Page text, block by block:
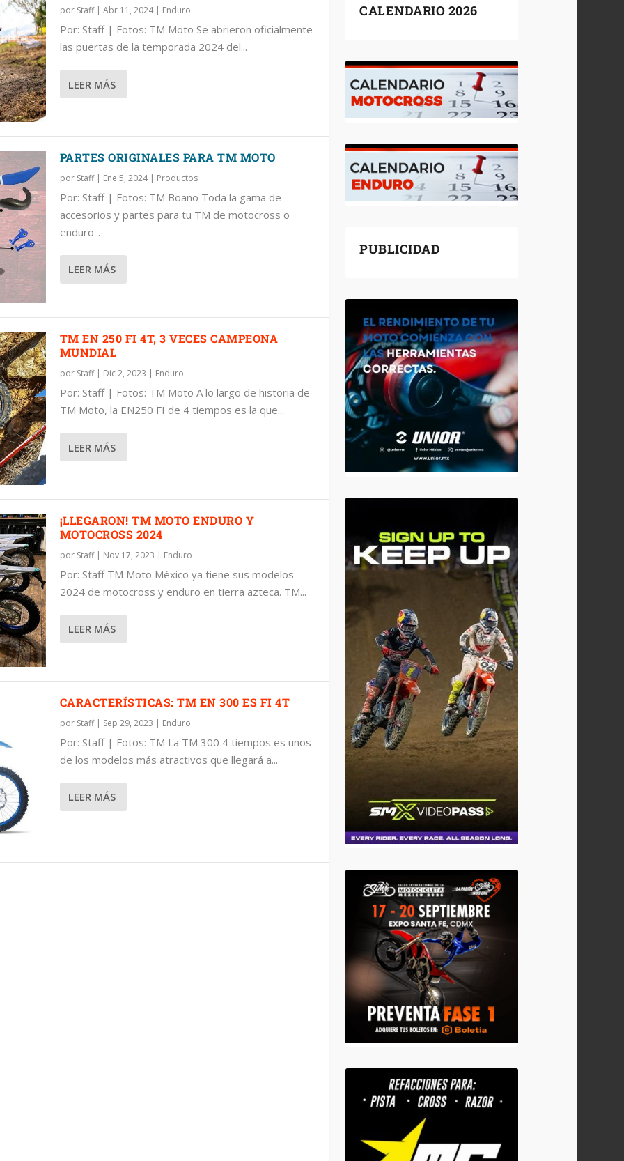
por Staff| Abr 11, 2024| Enduro
Por: Staff | Fotos: TM Moto Se abrieron oficialmente
las puertas de la temporada 2024 del...
LEER MÁS
PARTES ORIGINALES PARA TM MOTO
por Staff| Ene 5, 2024| Productos
Por: Staff | Fotos: TM Boano Toda la gama de
accesorios y partes para tu TM de motocross o
enduro...
LEER MÁS
TM EN 250 FI 4T, 3 VECES CAMPEONA
MUNDIAL
por Staff| Dic 2, 2023 | Enduro
Por: Staff | Fotos: TM Moto A lo largo de historia de
TM Moto, la EN250 FI de 4 tiempos es la que...
LEER MÁS
¡LLEGARON! TM MOTO ENDURO Y
MOTOCROSS 2024
por Staff| Nov 17, 2023 | Enduro
Por: Staff TM Moto México ya tiene sus modelos
2024 de motocross y enduro en tierra azteca. TM...
LEER MÁS
CARACTERÍSTICAS: TM EN 300 ES FI 4T
por Staff| Sep 29, 2023 | Enduro
Por: Staff | Fotos: TM La TM 300 4 tiempos es unos
de los modelos más atractivos que llegará a...
LEER MÁS
CALENDARIO 2026
PUBLICIDAD